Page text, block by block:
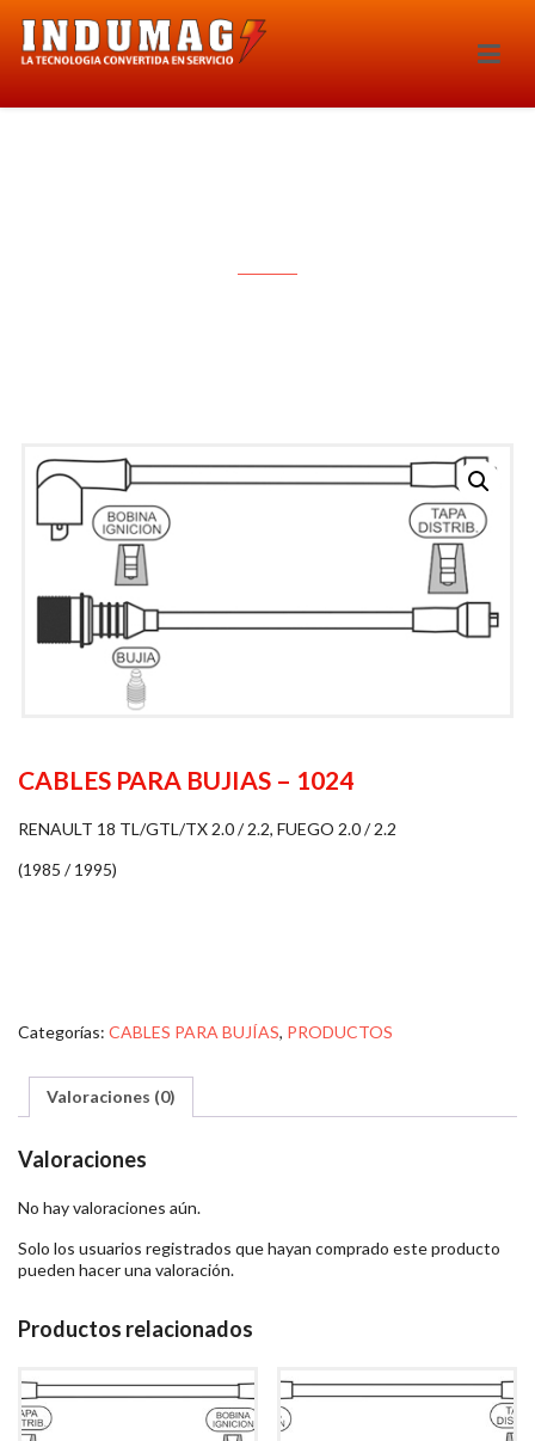
CABLES PARA BUJIAS – 1024
RENAULT 18 TL/GTL/TX 2.0 / 2.2, FUEGO 2.0 / 2.2
(1985 / 1995)
Categorías: CABLES PARA BUJÍAS, PRODUCTOS
Valoraciones (0)
Valoraciones
No hay valoraciones aún.
Solo los usuarios registrados que hayan comprado este producto
pueden hacer una valoración.
Productos relacionados